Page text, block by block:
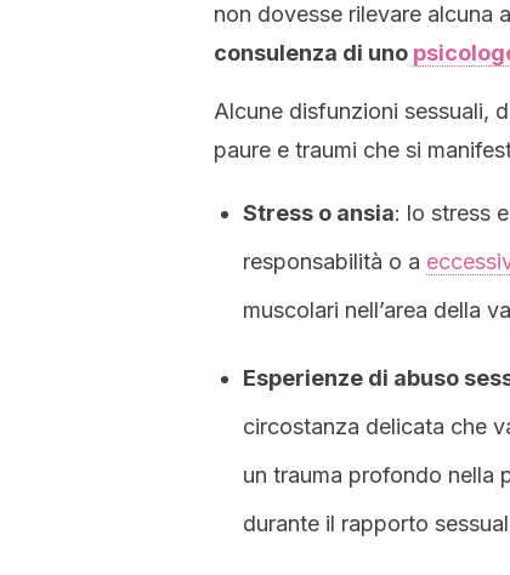
non dovesse rilevare alcuna
consulenza di uno
Alcune disfunzioni sessuali,
paure e traumi che si
Stress o ansia: lo stress
responsabilità o a
muscolari nell’area della
Esperienze di abuso
circostanza delicata che
un trauma profondo nella
durante il rapporto